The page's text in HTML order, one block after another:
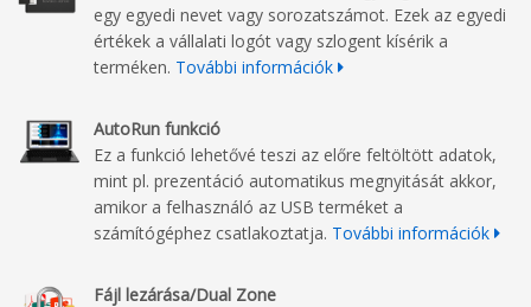
egy egyedi nevet vagy sorozatszámot. Ezek az egyedi
értékek a vállalati logót vagy szlogent kísérik a
terméken. További információk
AutoRun funkció
Ez a funkció lehetővé teszi az előre feltöltött adatok,
mint pl. prezentáció automatikus megnyitását akkor,
amikor a felhasználó az USB terméket a
számítógéphez csatlakoztatja. További információk
Fájl lezárása/Dual Zone